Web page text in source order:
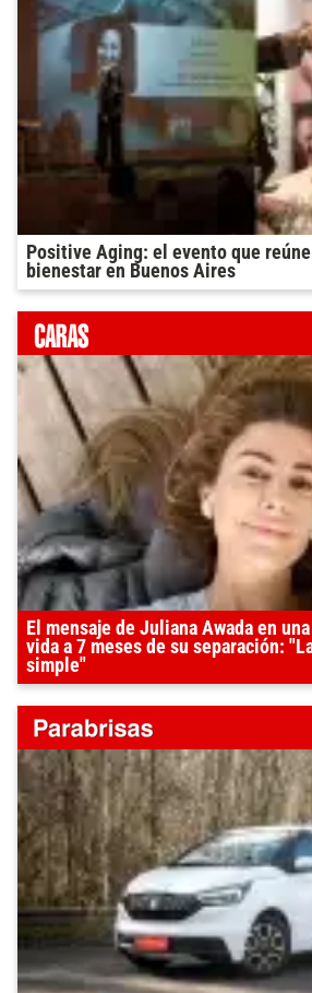
Positive Aging: el evento que
bienestar en Buenos Aires
El mensaje de Juliana Awada en
vida a 7 meses de su separación:
simple"